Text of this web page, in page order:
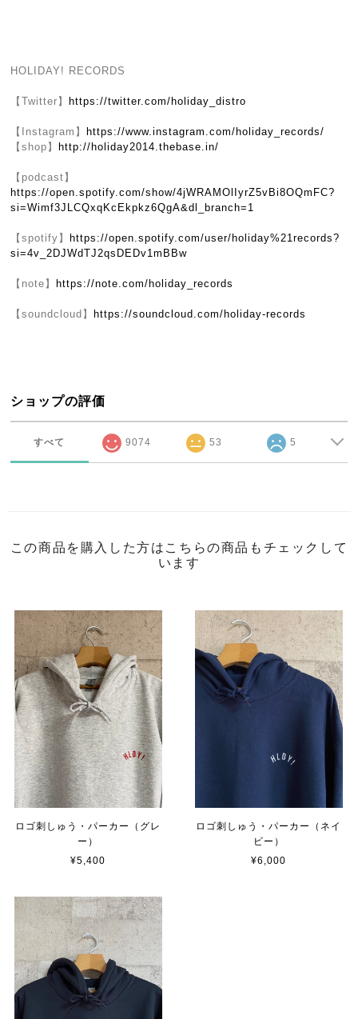
HOLIDAY! RECORDS
【Twitter】 https://twitter.com/holiday_distro
【Instagram】
https://www.instagram.com/holiday_records/
【shop】
http://holiday2014.thebase.in/
【podcast】
https://open.spotify.com/show/4jWRAMOlIyrZ5vBi8OQmFC?
si=Wimf3JLCQxqKcEkpkz6QgA&dl_branch=1
【spotify】
https://open.spotify.com/user/holiday%21records?
si=4v_2DJWdTJ2qsDEDv1mBBw
【note】 https://note.com/holiday_records
【soundcloud】 https://soundcloud.com/holiday-records
ショップの評価
すべて 9074 53 5
この商品を購入した方はこちらの商品もチェックして
います
ロゴ刺しゅう・パーカー（グレ
ー）
¥5,400
ロゴ刺しゅう・パーカー（ネイ
ビー）
¥6,000